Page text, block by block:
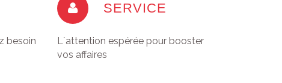
besoin
SERVICE
L´attention espérée pour booster
vos affaires